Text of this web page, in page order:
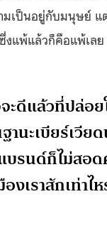
มเป็นอยู่กับมนุษย์ แ
แพ้แล้วก็คือแพ้เลย
ดีแล้วที่ปล่อย
านะเบียร์เวีย
แบรนด์ก็ไม่สอ
งเราสักเท่าไ